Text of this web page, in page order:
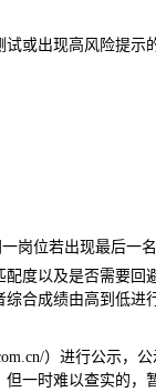
或出现高风险提示
岗位若出现最后一
度以及是否需要回
合成绩由高到低进
）进行公示，
一时难以查实的，